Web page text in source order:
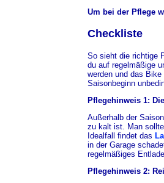
Um bei der Pflege
Checkliste
So sieht die richtige
du auf regelmäßige
werden und das
Saisonbeginn
Pflegehinweis 1:
Außerhalb der
zu kalt ist. Man
Idealfall findet das
in der Garage
regelmäßiges
Pflegehinweis 2: